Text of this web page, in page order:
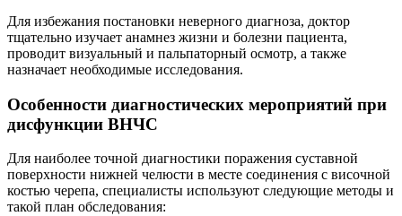
Для избежания постановки неверного диагноза, доктор
тщательно изучает анамнез жизни и болезни пациента,
проводит визуальный и пальпаторный осмотр, а также
назначает необходимые исследования.
Особенности диагностических мероприятий при
дисфункции ВНЧС
Для наиболее точной диагностики поражения суставной
поверхности нижней челюсти в месте соединения с височной
костью черепа, специалисты используют следующие методы и
такой план обследования: